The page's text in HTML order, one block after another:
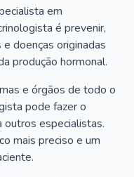
em
é prevenir,
doenças originadas
produção hormonal.
e órgãos de todo o
pode fazer o
outros especialistas.
mais preciso e um